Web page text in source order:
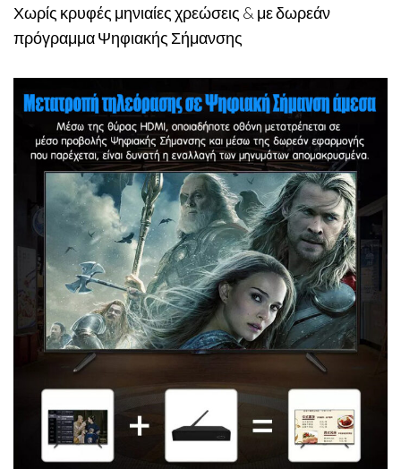
Χωρίς κρυφές μηνιαίες χρεώσεις & με δωρεάν
πρόγραμμα Ψηφιακής Σήμανσης